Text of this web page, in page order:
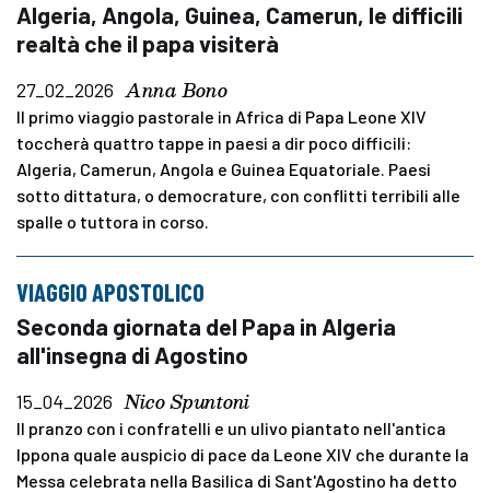
Algeria, Angola, Guinea, Camerun, le difficili
realtà che il papa visiterà
27_02_2026 Anna Bono
Il primo viaggio pastorale in Africa di Papa Leone XIV
toccherà quattro tappe in paesi a dir poco difficili:
Algeria, Camerun, Angola e Guinea Equatoriale. Paesi
sotto dittatura, o democrature, con conflitti terribili alle
spalle o tuttora in corso.
VIAGGIO APOSTOLICO
Seconda giornata del Papa in Algeria
all'insegna di Agostino
15_04_2026 Nico Spuntoni
Il pranzo con i confratelli e un ulivo piantato nell'antica
Ippona quale auspicio di pace da Leone XIV che durante la
Messa celebrata nella Basilica di Sant'Agostino ha detto